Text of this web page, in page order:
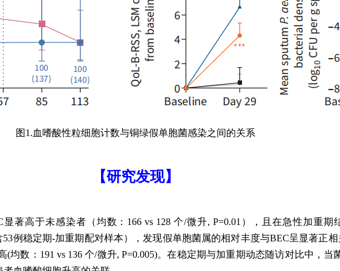
图1.血嗜酸性粒细胞计数与铜绿假单胞菌感染之间的关系
【研究发现】
高于未感染者（均数：166 vs 128 个/微升, P=0.01），且在急性加重期
例稳定期-加重期配对样本），发现假单胞菌属的相对丰度与BEC呈显著正
数：191 vs 136 个/微升, P=0.005)。在稳定期与加重期动态随访对比中，当